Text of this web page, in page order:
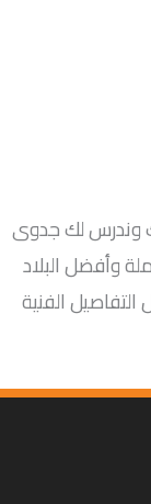
وندرس لك جدوى
وأفضل البلاد
الفنية